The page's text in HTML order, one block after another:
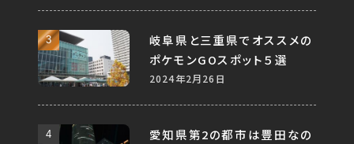
岐阜県と三重県でオススメの
ポケモンGOスポット５選
2024年2月26日
愛知県第2の都市は豊田なの